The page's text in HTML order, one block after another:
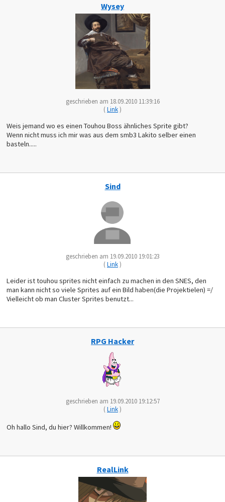
Wysey
geschrieben am 18.09.2010 11:39:16
(Link)
Weis jemand wo es einen Touhou Boss ähnliches Sprite gibt?
Wenn nicht muss ich mir was aus dem smb3 Lakito selber einen
basteln.....
Sind
geschrieben am 19.09.2010 19:01:23
(Link)
Leider ist touhou sprites nicht einfach zu machen in den SNES, den
man kann nicht so viele Sprites auf ein Bild haben(die Projektielen) =/
Vielleicht ob man Cluster Sprites benutzt...
RPG Hacker
geschrieben am 19.09.2010 19:12:57
(Link)
Oh hallo Sind, du hier? Willkommen!
RealLink